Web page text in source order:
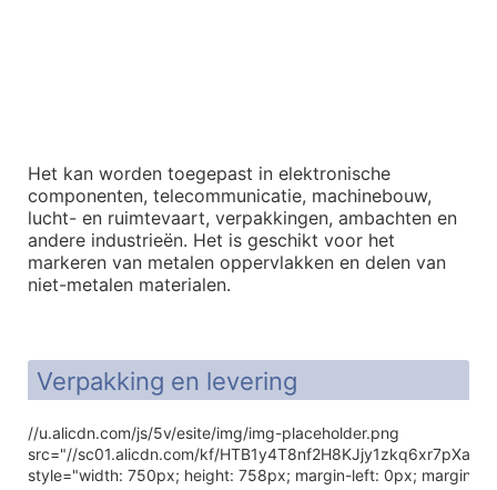
Het kan worden toegepast in elektronische
componenten, telecommunicatie, machinebouw,
lucht- en ruimtevaart, verpakkingen, ambachten en
andere industrieën. Het is geschikt voor het
markeren van metalen oppervlakken en delen van
niet-metalen materialen.
Verpakking en levering
//u.alicdn.com/js/5v/esite/img/img-placeholder.png
src="//sc01.alicdn.com/kf/HTB1y4T8nf2H8KJjy1zkq6xr7pXaI/
style="width: 750px; height: 758px; margin-left: 0px; margin-